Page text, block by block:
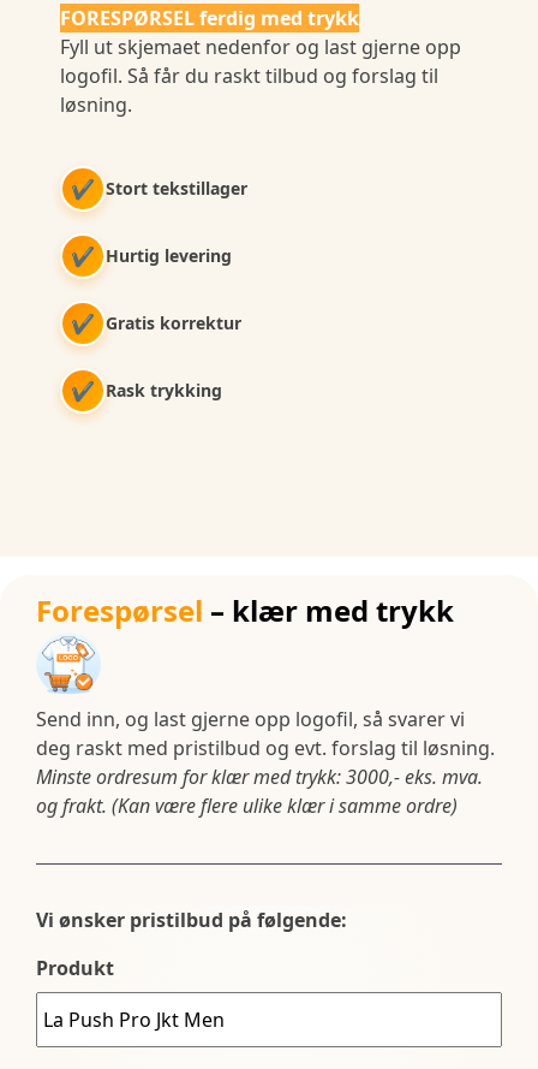
FORESPØRSEL ferdig med trykk
Fyll ut skjemaet nedenfor og last gjerne opp
logofil. Så får du raskt tilbud og forslag til
løsning.
✔ Stort tekstillager
✔ Hurtig levering
✔ Gratis korrektur
✔ Rask trykking
Forespørsel – klær med trykk
Send inn, og last gjerne opp logofil, så svarer vi
deg raskt med pristilbud og evt. forslag til løsning.
Minste ordresum for klær med trykk: 3000,- eks. mva.
og frakt. (Kan være flere ulike klær i samme ordre)
Vi ønsker pristilbud på følgende:
Produkt